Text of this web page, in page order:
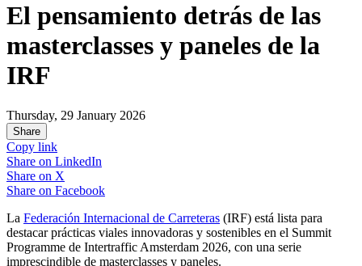
El pensamiento detrás de las
masterclasses y paneles de la
IRF
Thursday, 29 January 2026
Share
Copy link
Share on LinkedIn
Share on X
Share on Facebook
La Federación Internacional de Carreteras (IRF) está lista para
destacar prácticas viales innovadoras y sostenibles en el Summit
Programme de Intertraffic Amsterdam 2026, con una serie
imprescindible de masterclasses y paneles.